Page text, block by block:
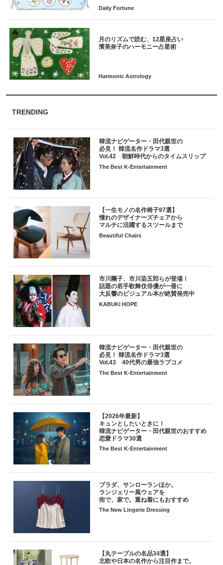
月のリズムで読む、12星座占い
TRENDING
韓流ナビゲーター・田代親世の
必見！ 韓流名作ドラマ3選
Vol.42 朝鮮時代からのタイムスリップ
The Best K-Entertainment
【一生モノの名作椅子97選】
憧れのデザイナーズチェアから
マルチに活躍するスツールまで
Beautiful Chairs
市川團子、市川染五郎らが登場！
話題の若手歌舞伎俳優が一冊に
大反響のビジュアル本が絶賛発売中
KABUKI HOPE
韓流ナビゲーター・田代親世の
必見！ 韓流名作ドラマ3選
Vol.43 40代男の最強ラブコメ
The Best K-Entertainment
【2026年最新】
キュンとしたいときに！
韓流ナビゲーター・田代親世のおすすめ
恋愛ドラマ30選
The Best K-Entertainment
プラダ、サンローランほか。
ランジェリー風ウェアを
街で、家で。重ね着にもおすすめ
The New Lingerie Dressing
【丸テーブルの名品34選】
北欧や日本の名作から注目作まで。